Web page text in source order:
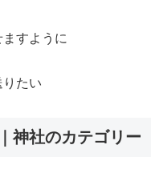
すように
たい
神社のカテゴリー